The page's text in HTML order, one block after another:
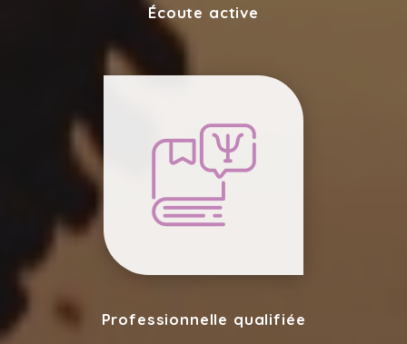
Écoute active
Professionnelle qualifiée